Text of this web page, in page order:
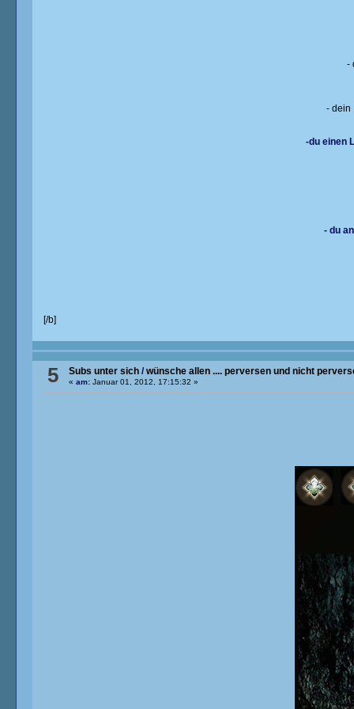
-
- dein
-du einen
- du
[/b]
5 Subs unter sich/ wünsche allen .... perversen und nicht
« am:Januar 01, 2012, 17:15:32 »